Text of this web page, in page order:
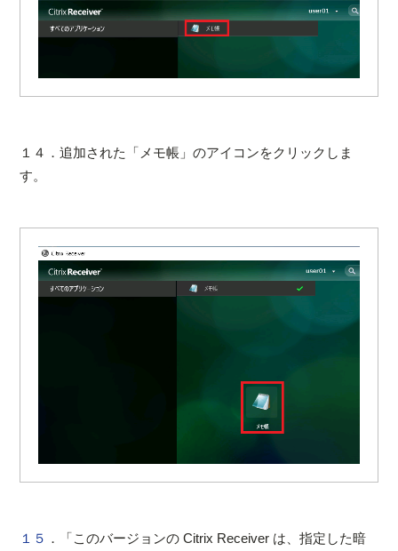
１４．追加された「メモ帳」のアイコンをクリックしま
す。
１５ ．「このバージョンの Citrix Receiver は、指定した暗